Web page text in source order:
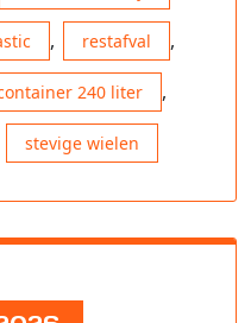
, restafval ,
240 liter ,
stevige wielen